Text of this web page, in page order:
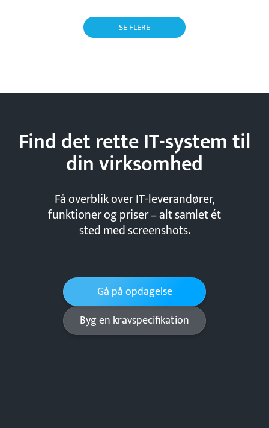
SE FLERE
Find det rette IT-system til
dinvirksomhed
Få overblik over IT-leverandører,
funktioner og priser – alt samlet ét
sted med screenshots.
Gå på opdagelse
Byg en kravspecifikation